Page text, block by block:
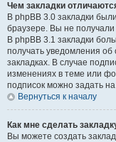
Чем закладки
В phpBB 3.0 закладки
браузере. Вы не
В phpBB 3.1 закладки
получать уведомления
закладках. В случае
изменениях в теме или
подписок можно задать
Вернуться к началу
Как мне сделать
Вы можете создать